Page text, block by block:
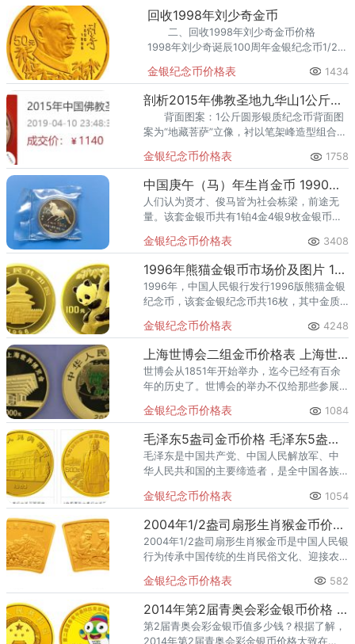
的，将来的升值空间也不错。
回收1998年刘少奇金币
二、回收1998年刘少奇金币价格
1998年刘少奇诞辰100周年金银纪念币1/2盎
100周年金银纪念币1盎司银币：1390元
金银纪念币价格表 1434
剖析2015年佛教圣地九华山1公斤银币 九华山公斤银币价格
背面图案：1公斤圆形银质纪念币背面图
案为“地藏菩萨”立像，衬以笔架峰造型组合设
金银纪念币价格表 1758
中国庚午（马）年生肖金币 1990年一盎司生肖金马价格
人们认为贤才、俊马皆为社会栋梁，前途无
量。该套金银币共有1铂4金4银9枚金银币，
形金、银、铂纪念币：中华人民共和国国
名、国徽、年号。
金银纪念币价格表 3408
1996年熊猫金银币市场价及图片 1996年熊猫金币值多少钱
1996年，中国人民银行发行1996版熊猫金银
纪念币，该套金银纪念币共16枚，其中金质
枚，双金属币4枚，均为中华人民共和国法定
货币。
金银纪念币价格表 4248
上海世博会二组金币价格表 上海世博会二组金币最新价格
世博会从1851年开始举办，迄今已经有百余
年的历史了。世博会的举办不仅给那些参展
上各国之间的交流和合作，从而推动了经济
的飞速发展，并且还给承办
金银纪念币价格表 1084
毛泽东5盎司金币价格 毛泽东5盎司金币值多少钱
毛泽东是中国共产党、中国人民解放军、中
华人民共和国的主要缔造者，是全中国各族
东诞辰100周年金银纪念币是中国人民银行为
纪念毛泽东诞辰100周年
金银纪念币价格表 1054
2004年1/2盎司扇形生肖猴金币价格 2004年扇形猴年1/2金币价格
2004年1/2盎司扇形生肖猴金币是中国人民银
行为传承中国传统的生肖民俗文化、迎接农
的一套贵金属纪念币中的一款独特产品。此
系列纪念币自
金银纪念币价格表 582
2014年第2届青奥会彩金银币价格 青奥会彩金银币收藏价值
第2届青奥会彩金银币值多少钱？根据了解，
2014年第2届青奥会彩金银币价格大致在